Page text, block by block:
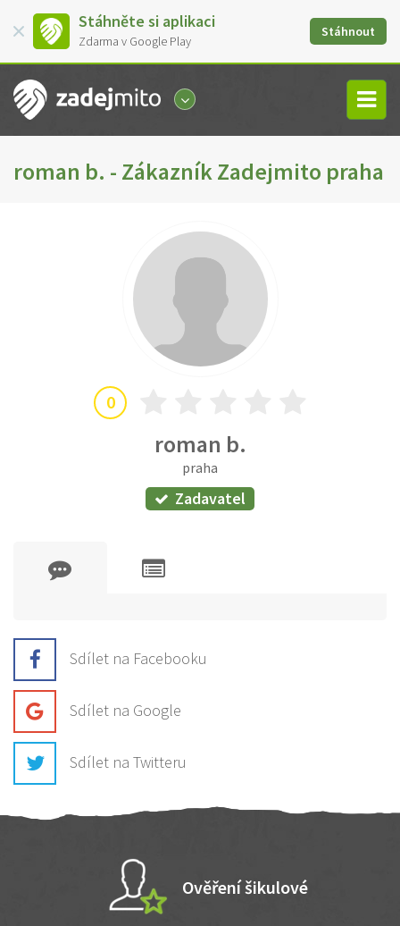
Stáhněte si aplikaci
Zdarma v Google Play
Stáhnout
roman b. - Zákazník Zadejmito praha
0
roman b.
praha
Zadavatel
Sdílet na Facebooku
Sdílet na Google
Sdílet na Twitteru
Ověření šikulové